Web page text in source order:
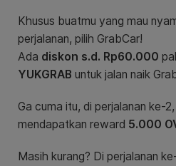
Khusus buatmu yang mau
perjalanan, pilih GrabCar!
Ada diskon s.d. Rp60.000
YUKGRAB untuk jalan naik
Ga cuma itu, di perjalanan ke-
mendapatkan reward 5.000
Masih kurang? Di perjalanan